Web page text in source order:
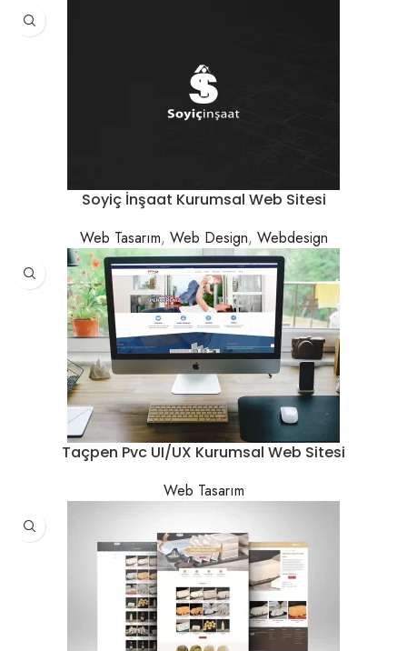
Soyiç İnşaat Kurumsal Web Sitesi
Web Tasarım, Web Design, Webdesign
Taçpen Pvc UI/UX Kurumsal Web Sitesi
Web Tasarım